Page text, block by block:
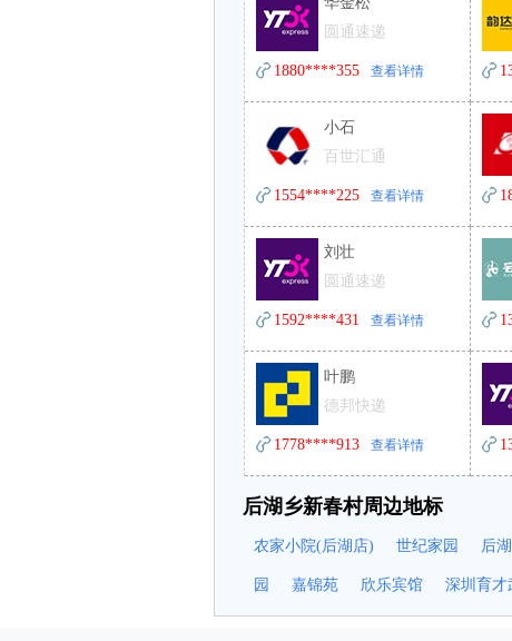
圆通速递
1880****355 查看详情
小石
百世汇通
1554****225 查看详情
刘壮
圆通速递
1592****431 查看详情
叶鹏
德邦快递
1778****913 查看详情
后湖乡新春村周边地标
农家小院(后湖店) 世纪家园 后
园 嘉锦苑 欣乐宾馆 深圳育才